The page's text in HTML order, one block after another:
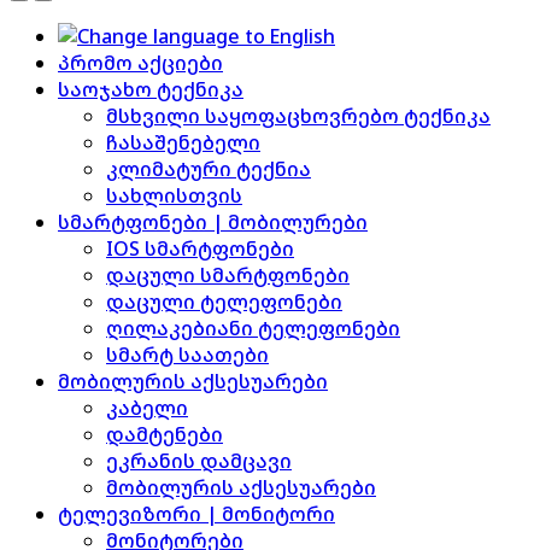
პრომო აქციები
საოჯახო ტექნიკა
მსხვილი საყოფაცხოვრებო ტექნიკა
ჩასაშენებელი
კლიმატური ტექნია
სახლისთვის
სმარტფონები | მობილურები
IOS სმარტფონები
დაცული სმარტფონები
დაცული ტელეფონები
ღილაკებიანი ტელეფონები
სმარტ საათები
მობილურის აქსესუარები
კაბელი
დამტენები
ეკრანის დამცავი
მობილურის აქსესუარები
ტელევიზორი | მონიტორი
მონიტორები